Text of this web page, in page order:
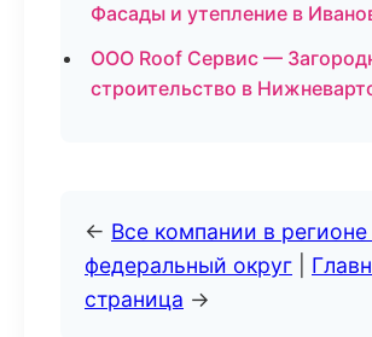
Фасады и утепление в
ООО Roof Сервис —
строительство в
← Все компании в
федеральный округ
страница →